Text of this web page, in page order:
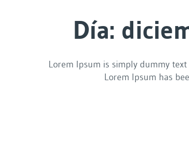
Día:
Lorem Ipsum is simply dummy
Lorem Ipsum has